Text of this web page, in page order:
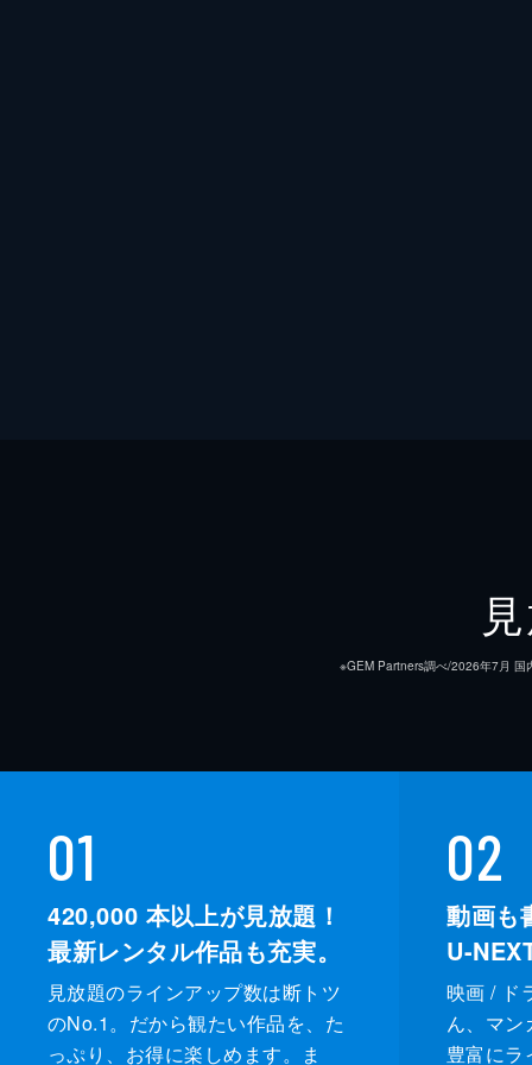
※GEM Partners調べ/2026年7⽉ 国
01
420,000 本以上が見放題！
最新レンタル作品も充実。
見放題のラインアップ数は断トツ
のNo.1。だから観たい作品を、た
っぷり、お得に楽しめます。ま
02
動画も
U-
映画 / ド
ん、マン
豊富にラ